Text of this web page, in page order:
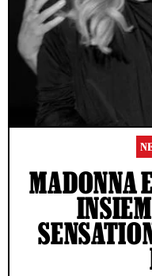
MADONNA